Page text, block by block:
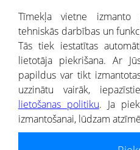
Kredītizziņa par
® CREDITREFORM Latvija
SIA
Tīmekļa vietne izmanto
tehniskās darbības un
Tās tiek iestatītas
lietotāja piekrišana. Ar
papildus var tikt
uzzinātu vairāk,
lietošanas politiku. Ja
izmantošanai, lūdzam